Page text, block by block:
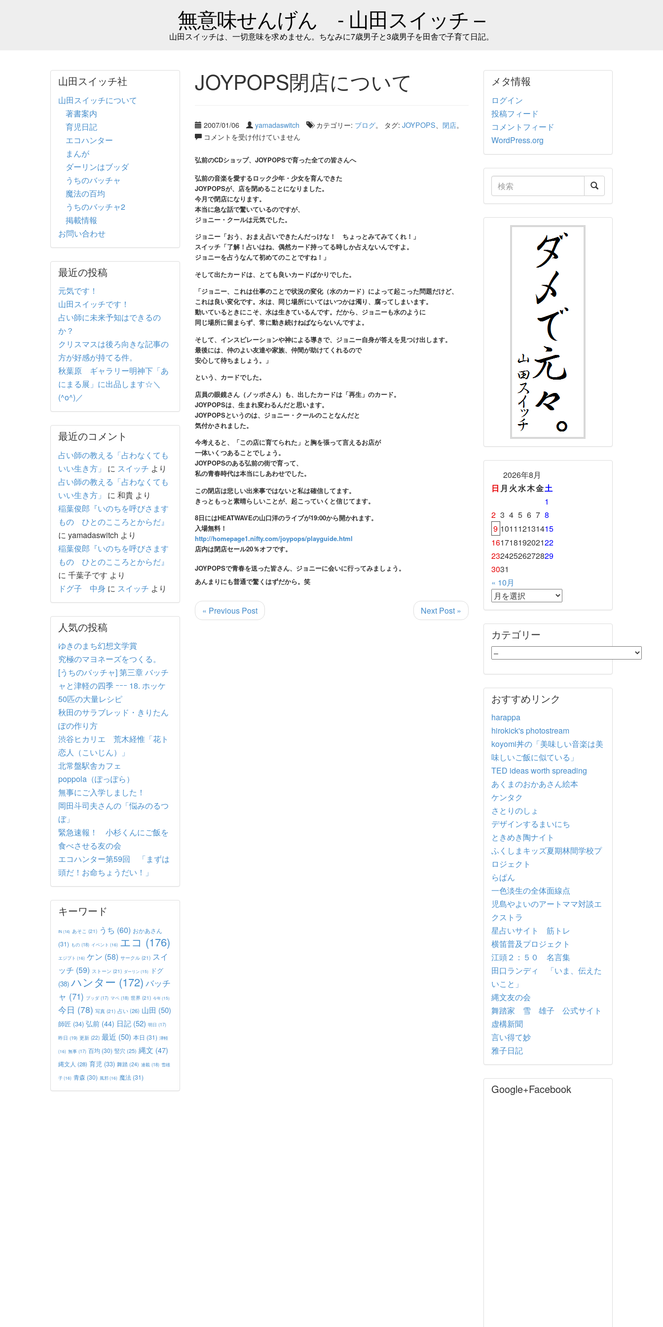
無意味せんげん - 山田スイッチ –
山田スイッチは、一切意味を求めません。ちなみに7歳男子と3歳男子を田舎で子育て日記。
JOYPOPS閉店について
2007/01/06 yamadaswitch カテゴリー: ブログ。 タグ: JOYPOPS 閉店。
コメントを受け付けていません
弘前のCDショップ、JOYPOPSで育った全ての皆さんへ
弘前の音楽を愛するロック少年・少女を育んできた
JOYPOPSが、店を閉めることになりました。
今月で閉店になります。
本当に急な話で驚いているのですが、
ジョニー・クールは元気でした。
ジョニー「おう、おまえ占いできたんだっけな！ ちょっとみてみてくれ！」
スイッチ「了解！占いはね、偶然カード持ってる時しか占えないんですよ。
ジョニーを占うなんて初めてのことですね！」
そして出たカードは、とても良いカードばかりでした。
「ジョニー、これは仕事のことで状況の変化（水のカード）によって起こった問題だけど、
これは良い変化です。水は、同じ場所にいてはいつかは濁り、腐ってしまいます。
動いているときにこそ、水は生きているんです。だから、ジョニーも水のように
同じ場所に留まらず、常に動き続けねばならないんですよ。
そして、インスピレーションや神による導きで、ジョニー自身が答えを見つけ出します。
最後には、仲のよい友達や家族、仲間が助けてくれるので
安心して待ちましょう。」
という、カードでした。
店員の眼鏡さん（ノッポさん）も、出したカードは「再生」のカード。
JOYPOPSは、生まれ変わるんだと思います。
JOYPOPSというのは、ジョニー・クールのことなんだと
気付かされました。
今考えると、「この店に育てられた」と胸を張って言えるお店が
一体いくつあることでしょう。
JOYPOPSのある弘前の街で育って、
私の青春時代は本当にしあわせでした。
この閉店は悲しい出来事ではないと私は確信してます。
きっともっと素晴らしいことが、起こっていくと信じてます。
8日にはHEATWAVEの山口洋のライブが19:00から開かれます。
入場無料！
http://homepage1.nifty.com/joypops/playguide.html
店内は閉店セール20％オフです。
JOYPOPSで青春を送った皆さん、ジョニーに会いに行ってみましょう。
あんまりにも普通で驚くはずだから。笑
« Previous Post Next Post »
山田スイッチ社
山田スイッチについて
著書案内
育児日記
エコハンター
まんが
ダーリンはブッダ
うちのバッチャ
魔法の百均
うちのバッチャ2
掲載情報
お問い合わせ
最近の投稿
元気です！
山田スイッチです！
占い師に未来予知はできるの
か？
クリスマスは後ろ向きな記事の
方が好感が持てる件。
秋葉原 ギャラリー明神下「あ
にまる展」に出品します☆＼
(^o^)／
最近のコメント
占い師の教える「占わなくても
いい生き方」
に スイッチ より
占い師の教える「占わなくても
いい生き方」
に 和貴 より
稲葉俊郎『いのちを呼びさます
もの ひとのこころとからだ』
に yamadaswitch より
稲葉俊郎『いのちを呼びさます
もの ひとのこころとからだ』
に 千葉子です より
ドグ子 中身 に スイッチ より
人気の投稿
ゆきのまち幻想文学賞
究極のマヨネーズをつくる。
[うちのバッチャ] 第三章 バッチ
ャと津軽の四季 ｰｰｰ 18. ホッケ
50匹の大量レシピ
秋田のサラブレッド・きりたん
ぽの作り方
渋谷ヒカリエ 荒木経惟「花ト
恋人（こいじん）」
北常盤駅舎カフェ
poppola（ぽっぽら）
無事にご入学しました！
岡田斗司夫さんの「悩みのるつ
ぼ」
緊急速報！ 小杉くんにご飯を
食べさせる友の会
エコハンター第59回 「まずは
頭だ！お命ちょうだい！」
キーワード
IN(14) あそこ (21) うち (60) おかあさん
(31) もの (18) イベント (16) エコ (176)
エジプト (16) ケン (58) サークル (21) スイ
ッチ (59) ストーン (21) ダーリン(15)
ドグ
(38) ハンター (172) バッチ
ャ (71) ブッダ (17) マペ (18) 世界 (21) 今年(15)
今日 (78) 写真 (21) 占い(26) 山田 (50)
師匠 (34) 弘前 (44) 日記 (52) 明日 (17)
昨日 (19) 更新 (22) 最近 (50) 本日 (31) 津軽
(16) 無事 (17) 百均 (30) 竪穴 (25) 縄文 (47)
縄文人 (28) 育児 (33) 舞踏 (24) 連載 (18) 雪雄
子(16) 青森 (30) 風邪(16) 魔法 (31)
メタ情報
ログイン
投稿フィード
コメントフィード
WordPress.org
2026年8月
日 月 火水木金土
1
2 3 4 5 6 7 8
9 101112131415
16171819202122
23242526272829
3031
« 10月
カテゴリー
おすすめリンク
harappa
hirokick's photostream
koyomi丼の「美味しい音楽は美
味しいご飯に似ている」
TED ideas worth spreading
あくまのおかあさん絵本
ケンタク
さとりのしょ
デザインするまいにち
ときめき陶ナイト
ふくしまキッズ夏期林間学校プ
ロジェクト
らぱん
一色淡生の全体面線点
児島やよいのアートママ対談エ
クストラ
星占いサイト 筋トレ
横笛普及プロジェクト
江頭２：５０ 名言集
田口ランディ 「いま、伝えた
いこと」
縄文友の会
舞踏家 雪 雄子 公式サイト
虚構新聞
言い得て妙
雅子日記
Google+Facebook